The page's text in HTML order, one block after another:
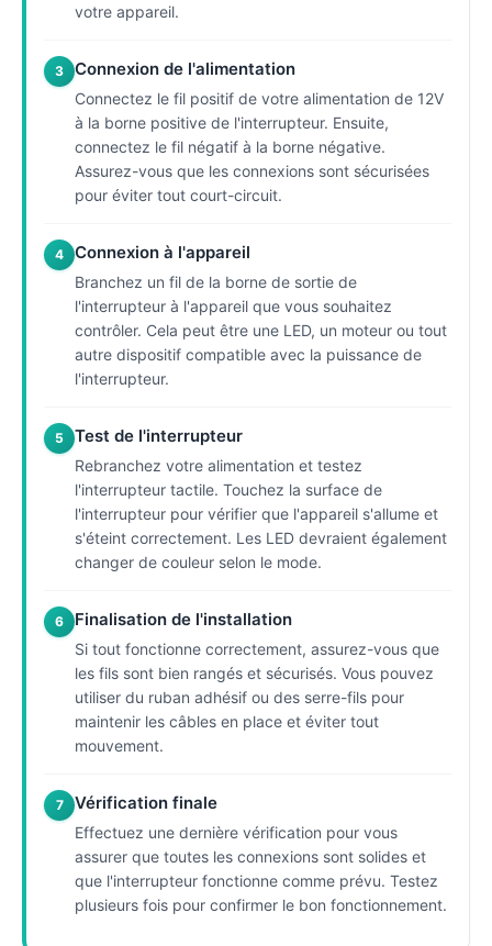
votre appareil.
3 Connexion de l'alimentation
Connectez le fil positif de votre alimentation de 12V
à la borne positive de l'interrupteur. Ensuite,
connectez le fil négatif à la borne négative.
Assurez-vous que les connexions sont sécurisées
pour éviter tout court-circuit.
4 Connexion à l'appareil
Branchez un fil de la borne de sortie de
l'interrupteur à l'appareil que vous souhaitez
contrôler. Cela peut être une LED, un moteur ou tout
autre dispositif compatible avec la puissance de
l'interrupteur.
5 Test de l'interrupteur
Rebranchez votre alimentation et testez
l'interrupteur tactile. Touchez la surface de
l'interrupteur pour vérifier que l'appareil s'allume et
s'éteint correctement. Les LED devraient également
changer de couleur selon le mode.
6 Finalisation de l'installation
Si tout fonctionne correctement, assurez-vous que
les fils sont bien rangés et sécurisés. Vous pouvez
utiliser du ruban adhésif ou des serre-fils pour
maintenir les câbles en place et éviter tout
mouvement.
7 Vérification finale
Effectuez une dernière vérification pour vous
assurer que toutes les connexions sont solides et
que l'interrupteur fonctionne comme prévu. Testez
plusieurs fois pour confirmer le bon fonctionnement.